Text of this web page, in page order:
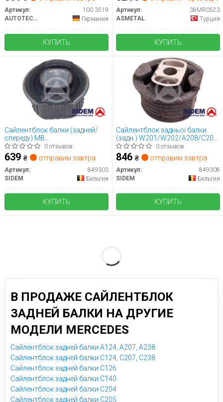
Артикул:
100 3519
AUTOTECHTEILE
Германия
КУПИТЬ
Артикул:
38MR0523
ASMETAL
Турция
КУПИТЬ
Сайлентблок балки (задней/
спереду) MB
(W124/W201/W202) 82-
0 отзывов
639 ₴ отправим завтра
Артикул:
849303
SIDEM
Бельгия
КУПИТЬ
Сайлентблок задньої балки
(задн.) W201/W202/A208/C208
82-02
0 отзывов
846 ₴ отправим завтра
Артикул:
849308
SIDEM
Бельгия
КУПИТЬ
В ПРОДАЖЕ САЙЛЕНТБЛОК
ЗАДНЕЙ БАЛКИ НА ДРУГИЕ
МОДЕЛИ MERCEDES
Сайлентблок задней балки A124, A207, A238
Сайлентблок задней балки C124, C207, C238
Сайлентблок задней балки C126
Сайлентблок задней балки C140
Сайлентблок задней балки C204
Сайлентблок задней балки C205